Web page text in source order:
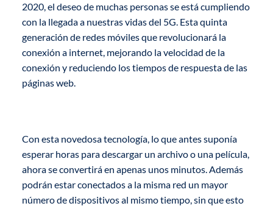
2020, el deseo de muchas personas se está cumpliendo
con la llegada a nuestras vidas del 5G. Esta quinta
generación de redes móviles que revolucionará la
conexión a internet, mejorando la velocidad de la
conexión y reduciendo los tiempos de respuesta de las
páginas web.
Con esta novedosa tecnología, lo que antes suponía
esperar horas para descargar un archivo o una película,
ahora se convertirá en apenas unos minutos. Además
podrán estar conectados a la misma red un mayor
número de dispositivos al mismo tiempo, sin que esto